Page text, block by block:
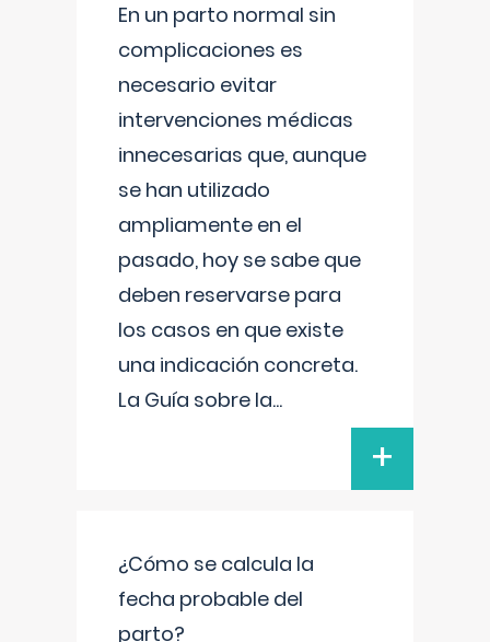
En un parto normal sin
complicaciones es
necesario evitar
intervenciones médicas
innecesarias que, aunque
se han utilizado
ampliamente en el
pasado, hoy se sabe que
deben reservarse para
los casos en que existe
una indicación concreta.
La Guía sobre la...
+
¿Cómo se calcula la
fecha probable del
parto?